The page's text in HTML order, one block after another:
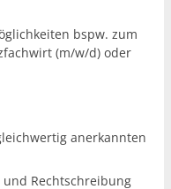
bspw. zum
(m/w/d) oder
anerkannten
Rechtschreibung